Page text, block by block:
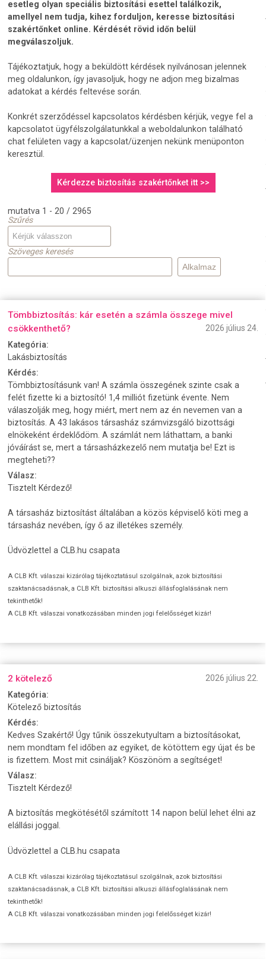
esetleg olyan speciális biztosítási esettel találkozik,
amellyel nem tudja, kihez forduljon, keresse biztosítási
szakértőnket online. Kérdését rövid időn belül
megválaszoljuk.
Tájékoztatjuk, hogy a beküldött kérdések nyilvánosan jelennek
meg oldalunkon, így javasoljuk, hogy ne adjon meg bizalmas
adatokat a kérdés feltevése során.
Konkrét szerződéssel kapcsolatos kérdésben kérjük, vegye fel a
kapcsolatot ügyfélszolgálatunkkal a weboldalunkon található
chat felületen vagy a kapcsolat/üzenjen nekünk menüponton
keresztül.
Kérdezze biztosítás szakértőnket itt >>
mutatva 1 - 20 / 2965
Szűrés
Szöveges keresés
Tömbbiztosítás: kár esetén a számla összege mivel
csökkenthető?
2026 július 24.
Kategória:
Lakásbiztosítás
Kérdés:
Tömbbiztosításunk van! A számla összegének szinte csak a
felét fizette ki a biztosító! 1,4 milliót fizetünk évente. Nem
válaszolják meg, hogy miért, mert nem az én nevemen van a
biztosítás. A 43 lakásos társasház számvizsgáló bizottsági
elnökeként érdeklődöm. A számlát nem láthattam, a banki
jóváírást se, mert a társasházkezelő nem mutatja be! Ezt is
megteheti??
Válasz:
Tisztelt Kérdező!
A társasház biztosítást általában a közös képviselő köti meg a
társasház nevében, így ő az illetékes személy.
Üdvözlettel a CLB.hu csapata
A CLB Kft. válaszai kizárólag tájékoztatásul szolgálnak, azok biztosítási
szaktanácsadásnak, a CLB Kft. biztosítási alkuszi állásfoglalásának nem
tekinthetők!
A CLB Kft. válaszai vonatkozásában minden jogi felelősséget kizár!
2 kötelező
2026 július 22.
Kategória:
Kötelező biztosítás
Kérdés:
Kedves Szakértő! Úgy tűnik összekutyultam a biztosításokat,
nem mondtam fel időben az egyiket, de kötöttem egy újat és be
is fizettem. Most mit csináljak? Köszönöm a segítséget!
Válasz:
Tisztelt Kérdező!
A biztosítás megkötésétől számított 14 napon belül lehet élni az
elállási joggal.
Üdvözlettel a CLB.hu csapata
A CLB Kft. válaszai kizárólag tájékoztatásul szolgálnak, azok biztosítási
szaktanácsadásnak, a CLB Kft. biztosítási alkuszi állásfoglalásának nem
tekinthetők!
A CLB Kft. válaszai vonatkozásában minden jogi felelősséget kizár!